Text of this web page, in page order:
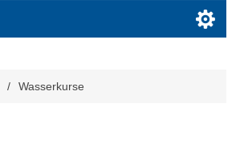
/ Wasserkurse